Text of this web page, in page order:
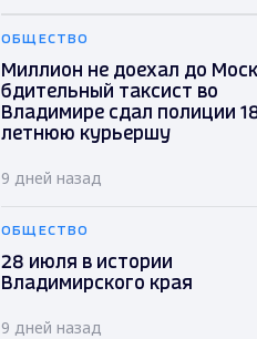
ОБЩЕСТВО
Миллион не доехал до
бдительный таксист во
Владимире сдал полиции
летнюю курьершу
9 дней назад
ОБЩЕСТВО
28 июля в истории
Владимирского края
9 дней назад